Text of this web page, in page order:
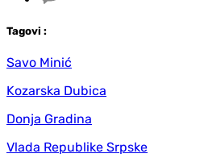
Tagovi :
Savo Minić
Kozarska Dubica
Donja Gradina
Vlada Republike Srpske